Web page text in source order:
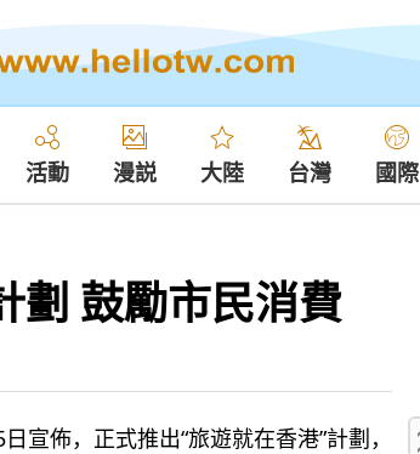
活動 漫説 大陸 台灣 國際
劃 鼓勵市民消費
佈，正式推出“旅遊就在香港”計劃，